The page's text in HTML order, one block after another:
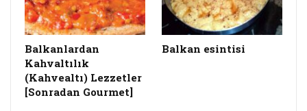
Balkanlardan
Kahvaltılık
(Kahvealtı) Lezzetler
[Sonradan Gourmet]
Balkan esintisi